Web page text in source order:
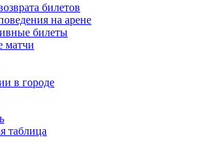
билетов
на арене
билеты
матчи
в городе
таблица